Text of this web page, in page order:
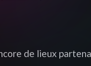
de lieux